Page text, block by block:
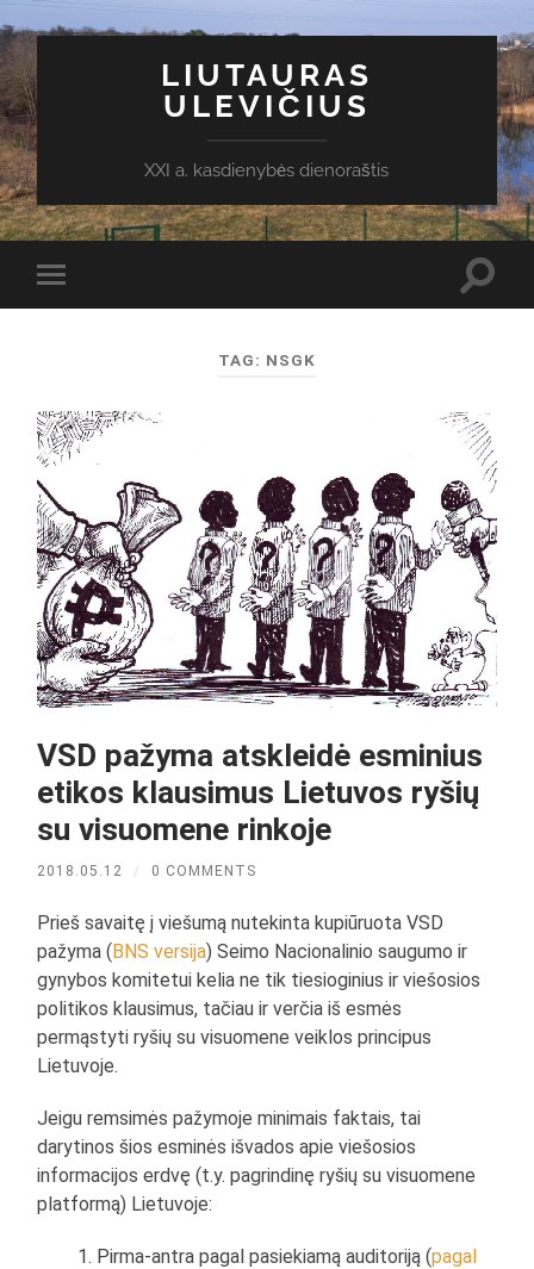
LIUTAURAS
ULEVIČIUS
XXI a. kasdienybės dienoraštis
Toggle
mobile
TAG: NSGK
VSD pažyma atskleidė esminius
etikos klausimus Lietuvos ryšių
su visuomene rinkoje
2018.05.12 / 0 COMMENTS
Prieš savaitę į viešumą nutekinta kupiūruota VSD
pažyma (BNS versija) Seimo Nacionalinio saugumo ir
gynybos komitetui kelia ne tik tiesioginius ir viešosios
politikos klausimus, tačiau ir verčia iš esmės
permąstyti ryšių su visuomene veiklos principus
Lietuvoje.
Jeigu remsimės pažymoje minimais faktais, tai
darytinos šios esminės išvados apie viešosios
informacijos erdvę (t.y. pagrindinę ryšių su visuomene
platformą) Lietuvoje:
Pirma-antra pagal pasiekiamą auditoriją (pagal